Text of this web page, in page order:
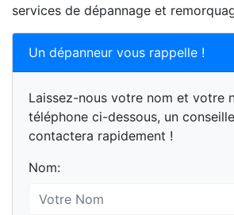
services de dépannage et
Un dépanneur vous rappelle !
Laissez-nous votre nom et votre
téléphone ci-dessous, un
contactera rapidement !
Nom: